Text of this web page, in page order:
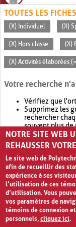
TOUTES LES
(X) Individuel (X)
(X) Hors classe (X)
(X) Activités élaborées
Votre recherche
Vérifiez que
Supprimez les
rechercher
souvent plus
Envisagez
retournera
NOTRE SITE WEB
REHAUSSER
Le site web de
afin de recueillir des
expérience à ses
l’utilisation de ces
d’utilisation. Vous
vos paramètres de
témoins de connexion
personnels,cliquez ici.